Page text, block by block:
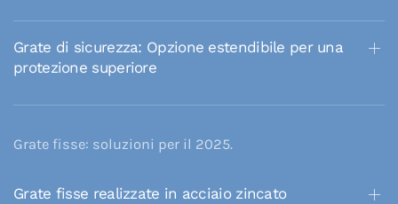
Grate di sicurezza: Opzione estendibile per una
protezione superiore
Grate fisse: soluzioni per il 2025.
Grate fisse realizzate in acciaio zincato